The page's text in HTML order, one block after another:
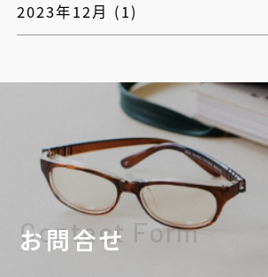
2023年12月 (1)
お問合せ
Contact Form